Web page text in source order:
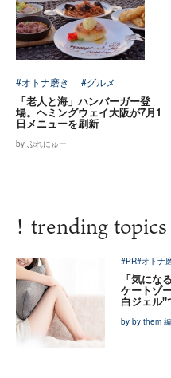
#オトナ磨き #グルメ
「老人と海」ハンバーガー登
場。ヘミングウェイ大阪が7月1
日メニューを刷新
by ぷれにゅー
! trending topics
#PR#オトナ
「気にな
ケートゾ
白ジェル"
by by them